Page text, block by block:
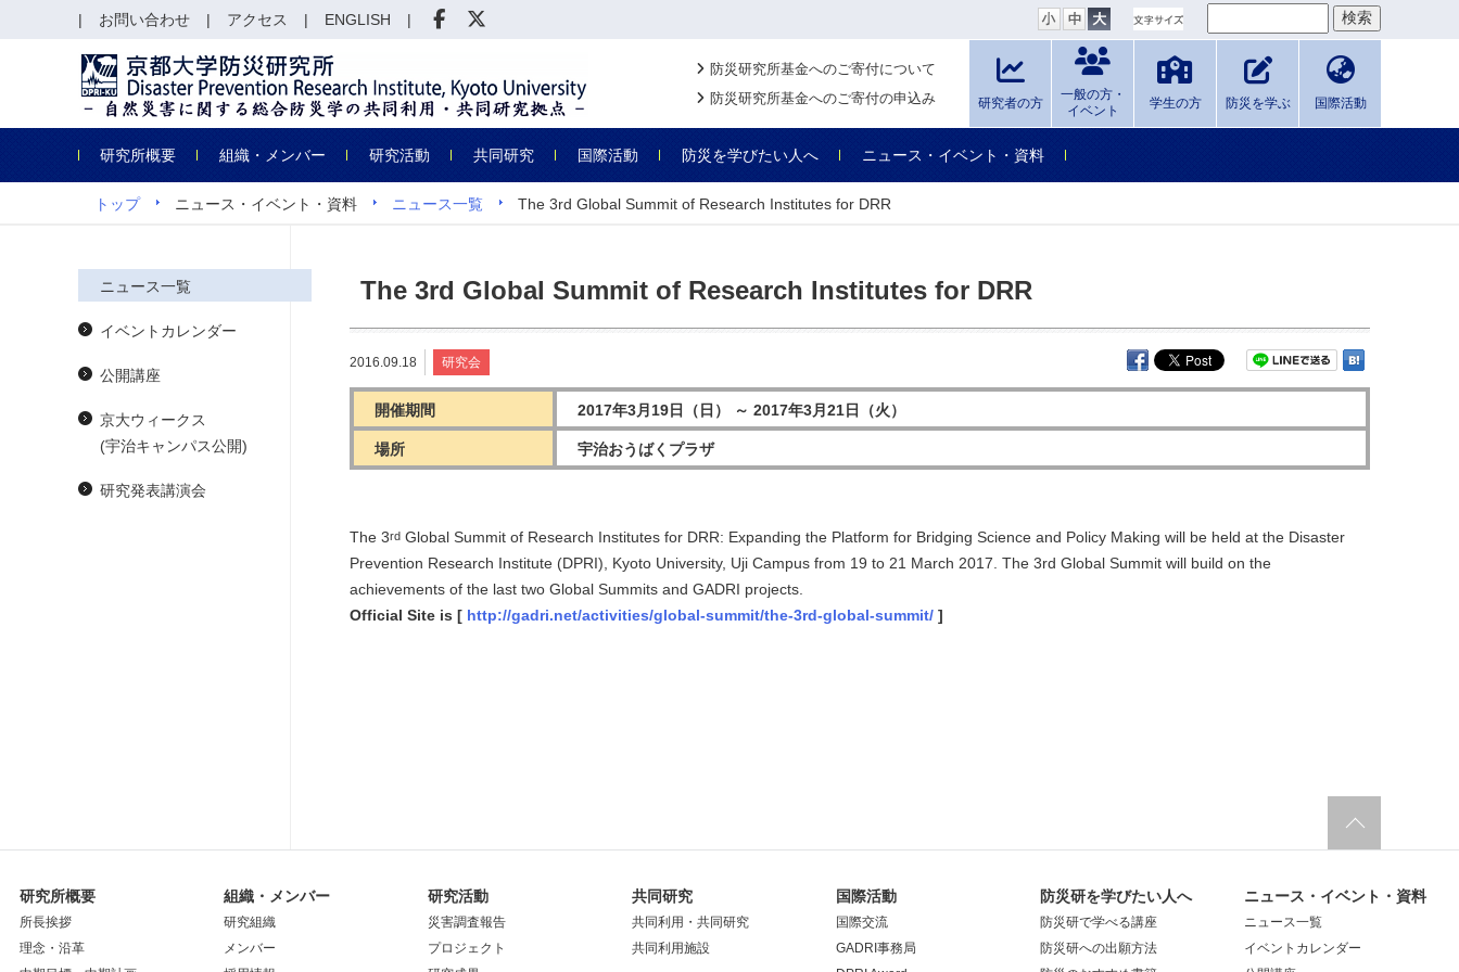
防災研究所基金へのご寄付について
防災研究所基金へのご寄付の申込み
研究者の方
一般の方・
イベント
学生の方 防災を学ぶ 国際活動
研究所概要 組織・メンバー 研究活動 共同研究 国際活動 防災を学びたい人へ ニュース・イベント・資料
お問い合わせ アクセス ENGLISH
トップ ニュース・イベント・資料 ニュース一覧 The 3rd Global Summit of Research Institutes for DRR
The 3rd Global Summit of Research Institutes for DRR
2016.09.18 研究会
開催期間 2017年3月19日（日） ～ 2017年3月21日（火）
場所 宇治おうばくプラザ
The 3rd Global Summit of Research Institutes for DRR: Expanding the Platform for Bridging Science and Policy Making will be held at the Disaster
Prevention Research Institute (DPRI), Kyoto University, Uji Campus from 19 to 21 March 2017. The 3rd Global Summit will build on the
achievements of the last two Global Summits and GADRI projects.
Official Site is [ http://gadri.net/activities/global-summit/the-3rd-global-summit/ ]
ニュース一覧
イベントカレンダー
公開講座
京大ウィークス
(宇治キャンパス公開)
研究発表講演会
研究所概要
所長挨拶
理念・沿革
組織・メンバー
研究組織
メンバー
研究活動
災害調査報告
プロジェクト
共同研究
共同利用・共同研究
共同利用施設
国際活動
国際交流
GADRI事務局
防災研を学びたい人へ
防災研で学べる講座
防災研への出願方法
ニュース・イベント・資料
ニュース一覧
イベントカレンダー